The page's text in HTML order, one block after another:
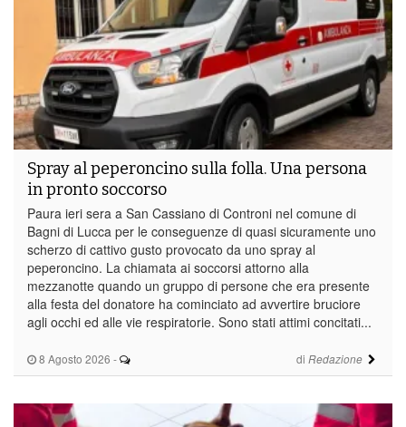
8 Agosto 2026 - di Redazione
Spray al peperoncino sulla folla. Una persona
in pronto soccorso
Paura ieri sera a San Cassiano di Controni nel comune di
Bagni di Lucca per le conseguenze di quasi sicuramente uno
scherzo di cattivo gusto provocato da uno spray al
peperoncino. La chiamata ai soccorsi attorno alla
mezzanotte quando un gruppo di persone che era presente
alla festa del donatore ha cominciato ad avvertire bruciore
agli occhi ed alle vie respiratorie. Sono stati attimi concitati...